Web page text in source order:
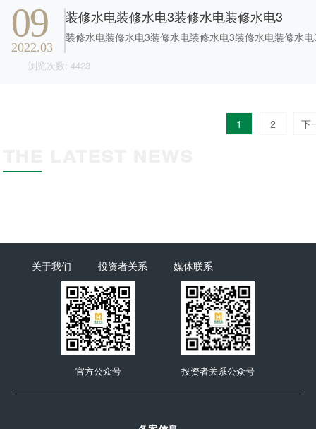
09
2022.03
装修水电装修水电3装修水电装修水电3
装修水电装修水电3装修水电装修水电3装修水电装修水
浏览次数: 4423
1 2 下
关于我们 投资者关系 媒体联系
官方公众号 投资者关系公众号